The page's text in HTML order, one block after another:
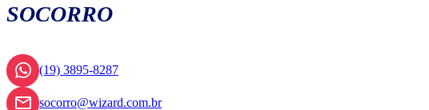
SOCORRO
(19) 3895-8287
socorro@wizard.com.br